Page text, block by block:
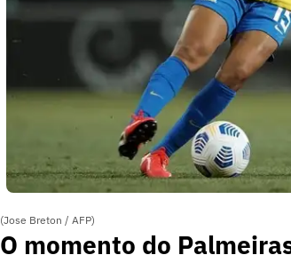
(Jose Breton / AFP)
O momento do